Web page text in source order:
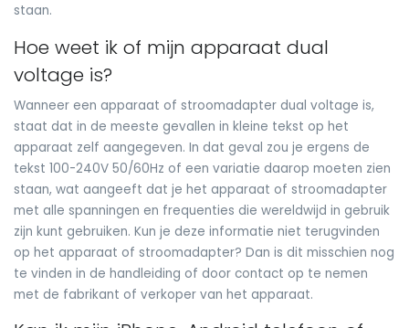
staan.
Hoe weet ik of mijn apparaat dual
voltage is?
Wanneer een apparaat of stroomadapter dual voltage is,
staat dat in de meeste gevallen in kleine tekst op het
apparaat zelf aangegeven. In dat geval zou je ergens de
tekst 100-240V 50/60Hz of een variatie daarop moeten zien
staan, wat aangeeft dat je het apparaat of stroomadapter
met alle spanningen en frequenties die wereldwijd in gebruik
zijn kunt gebruiken. Kun je deze informatie niet terugvinden
op het apparaat of stroomadapter? Dan is dit misschien nog
te vinden in de handleiding of door contact op te nemen
met de fabrikant of verkoper van het apparaat.